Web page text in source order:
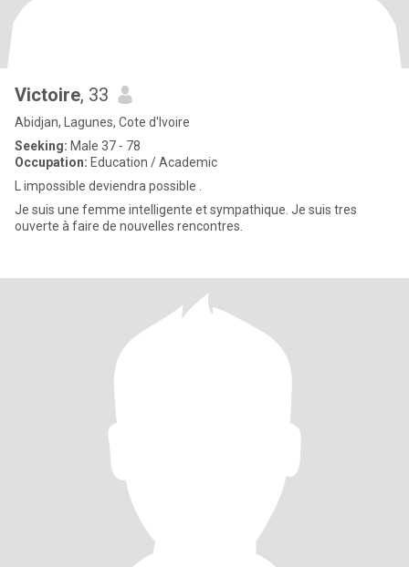
Victoire, 33
Abidjan, Lagunes, Cote d'Ivoire
Seeking: Male 37 - 78
Occupation: Education / Academic
L impossible deviendra possible .
Je suis une femme intelligente et sympathique. Je suis tres
ouverte à faire de nouvelles rencontres.